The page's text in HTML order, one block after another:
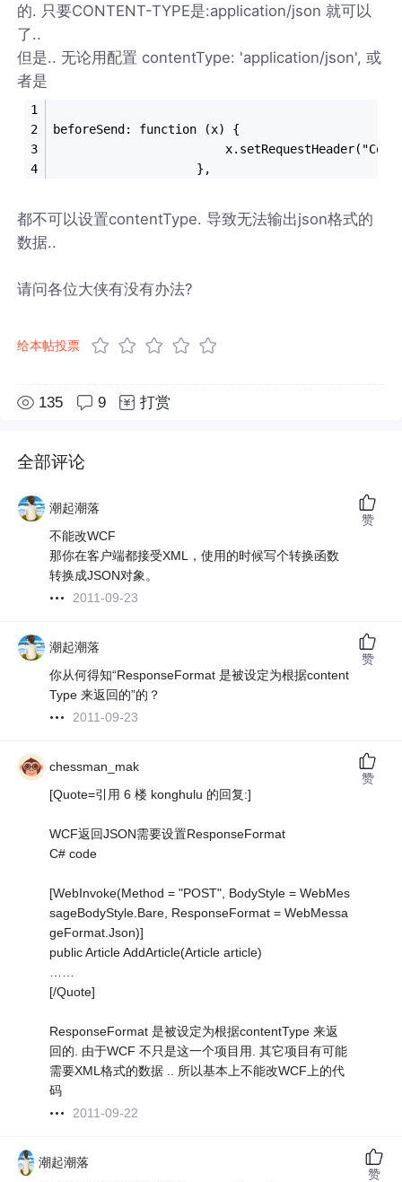
的. 只要CONTENT-TYPE是:application/json 就可以
了..
但是.. 无论用配置 contentType: 'application/json', 或
者是
beforeSend: function (x) {
                    },
都不可以设置contentType. 导致无法输出json格式的
数据..
请问各位大侠有没有办法?
给本帖投票
135 9 打赏
全部评论
潮起潮落
不能改WCF
那你在客户端都接受XML，使用的时候写个转换函数
转换成JSON对象。
2011-09-23
赞
潮起潮落
你从何得知“ResponseFormat 是被设定为根据content
Type 来返回的”的？
2011-09-23
赞
chessman_mak
[Quote=引用 6 楼 konghulu 的回复:]
WCF返回JSON需要设置ResponseFormat
C# code
[WebInvoke(Method = "POST", BodyStyle = WebMes
sageBodyStyle.Bare, ResponseFormat = WebMessa
geFormat.Json)]
public Article AddArticle(Article article)
……
[/Quote]
ResponseFormat 是被设定为根据contentType 来返
回的. 由于WCF 不只是这一个项目用. 其它项目有可能
需要XML格式的数据 .. 所以基本上不能改WCF上的代
码
2011-09-22
赞
潮起潮落
赞